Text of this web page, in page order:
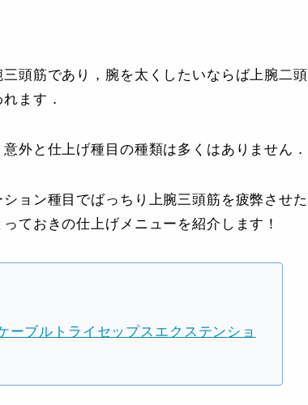
頭筋であり，腕を太くしたいならば上腕二頭
ます．
外と仕上げ種目の種類は多くはありません．
ョン種目でばっちり上腕三頭筋を疲弊させた
ておきの仕上げメニューを紹介します！
ーブルトライセップスエクステンショ